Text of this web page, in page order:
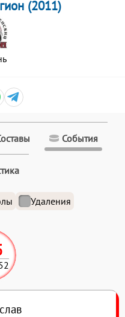
(2011)
События
Удаления